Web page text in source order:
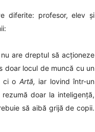
diferite: profesor, elev și
are dreptul să acționeze
doar locul de muncă cu un
ci o Artă, iar lovind într-un
doar la inteligență,
să aibă grijă de copii.